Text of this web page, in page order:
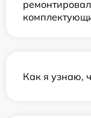
Как я узнаю,